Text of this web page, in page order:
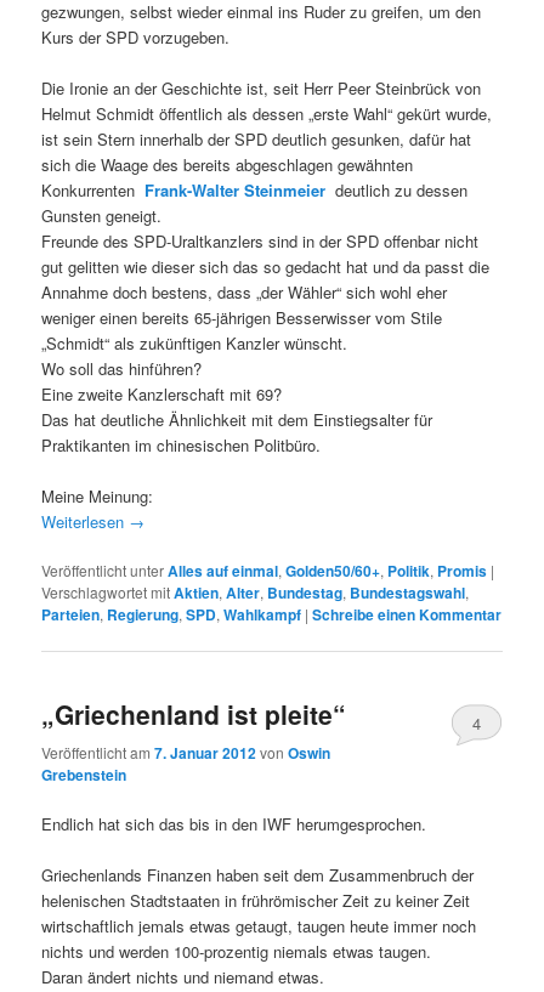
gezwungen, selbst wieder einmal ins Ruder zu greifen, um den
Kurs der SPD vorzugeben.
Die Ironie an der Geschichte ist, seit Herr Peer Steinbrück von
Helmut Schmidt öffentlich als dessen „erste Wahl“ gekürt wurde,
ist sein Stern innerhalb der SPD deutlich gesunken, dafür hat
sich die Waage des bereits abgeschlagen gewähnten
Konkurrenten Frank-Walter Steinmeier deutlich zu dessen
Gunsten geneigt.
Freunde des SPD-Uraltkanzlers sind in der SPD offenbar nicht
gut gelitten wie dieser sich das so gedacht hat und da passt die
Annahme doch bestens, dass „der Wähler“ sich wohl eher
weniger einen bereits 65-jährigen Besserwisser vom Stile
„Schmidt“ als zukünftigen Kanzler wünscht.
Wo soll das hinführen?
Eine zweite Kanzlerschaft mit 69?
Das hat deutliche Ähnlichkeit mit dem Einstiegsalter für
Praktikanten im chinesischen Politbüro.
Meine Meinung:
Weiterlesen →
Veröffentlicht unterAlles auf einmal,Golden50/60+, Politik, Promis |
Verschlagwortet mitAktien,Alter, Bundestag, Bundestagswahl,
Parteien, Regierung,SPD,Wahlkampf |Schreibe einen Kommentar
„Griechenland ist pleite“
Veröffentlicht am7. Januar 2012vonOswin
Grebenstein
4
Endlich hat sich das bis in den IWF herumgesprochen.
Griechenlands Finanzen haben seit dem Zusammenbruch der
helenischen Stadtstaaten in frührömischer Zeit zu keiner Zeit
wirtschaftlich jemals etwas getaugt, taugen heute immer noch
nichts und werden 100-prozentig niemals etwas taugen.
Daran ändert nichts und niemand etwas.